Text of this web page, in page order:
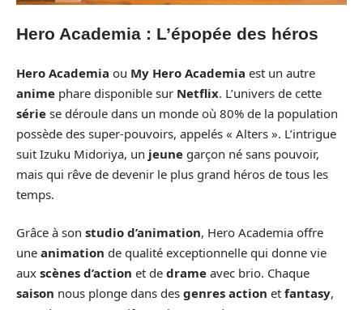
Hero Academia : L’épopée des héros
Hero Academia ou My Hero Academia est un autre
anime phare disponible sur Netflix. L’univers de cette
série se déroule dans un monde où 80% de la population
possède des super-pouvoirs, appelés « Alters ». L’intrigue
suit Izuku Midoriya, un jeune garçon né sans pouvoir,
mais qui rêve de devenir le plus grand héros de tous les
temps.
Grâce à son studio d’animation, Hero Academia offre
une animation de qualité exceptionnelle qui donne vie
aux scènes d’action et de drame avec brio. Chaque
saison nous plonge dans des genres action et fantasy,